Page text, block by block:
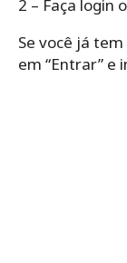
2 – Faça login
Se você já
em “Entrar” e